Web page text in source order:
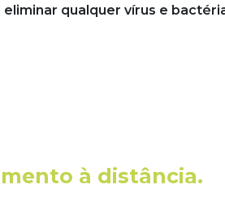
eliminar qualquer vírus e
à distância.